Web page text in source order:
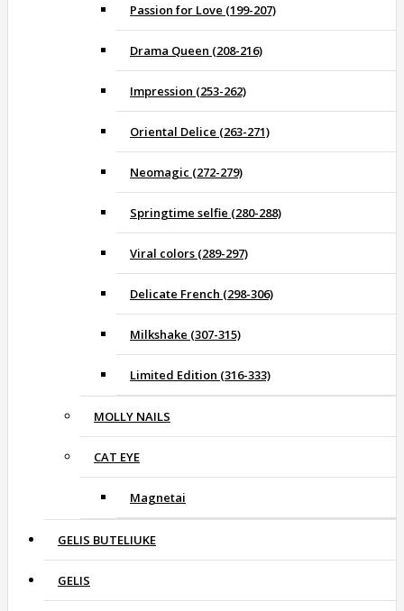
Passion for Love (199-207)
Drama Queen (208-216)
Impression (253-262)
Oriental Delice (263-271)
Neomagic (272-279)
Springtime selfie (280-288)
Viral colors (289-297)
Delicate French (298-306)
Milkshake (307-315)
Limited Edition (316-333)
MOLLY NAILS
CAT EYE
Magnetai
GELIS BUTELIUKE
GELIS